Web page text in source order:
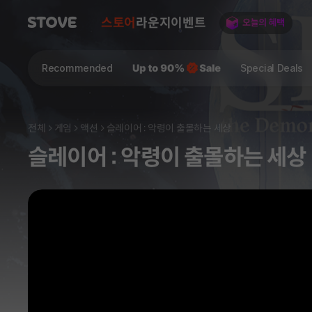
스토어 라운지 이벤트
Recommended Special Deals
전체 게임 액션 슬레이어 : 악령이 출몰하는 세상
슬레이어 : 악령이 출몰하는 세상